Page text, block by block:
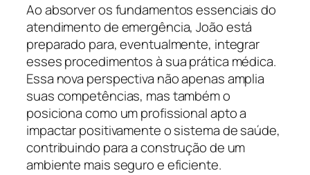
Ao absorver os fundamentos essenciais do
atendimento de emergência, João está
preparado para, eventualmente, integrar
esses procedimentos à sua prática médica.
Essa nova perspectiva não apenas amplia
suas competências, mas também o
posiciona como um profissional apto a
impactar positivamente o sistema de saúde,
contribuindo para a construção de um
ambiente mais seguro e eficiente.